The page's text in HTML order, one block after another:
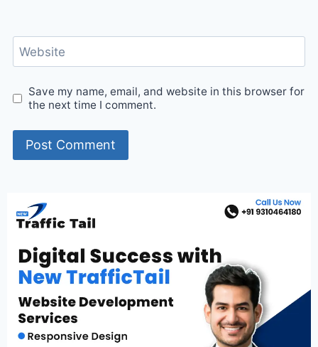
Website
Save my name, email, and website in this browser for
the next time I comment.